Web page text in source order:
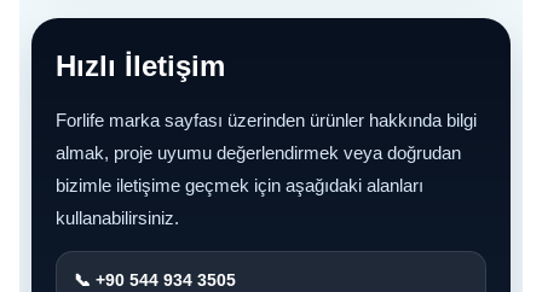
Hızlı İletişim
Forlife marka sayfası üzerinden ürünler hakkında bilgi
almak, proje uyumu değerlendirmek veya doğrudan
bizimle iletişime geçmek için aşağıdaki alanları
kullanabilirsiniz.
📞 +90 544 934 3505